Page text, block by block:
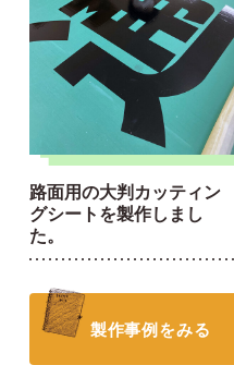
路面用の大判カッティン
グシートを製作しまし
た。
製作事例をみる